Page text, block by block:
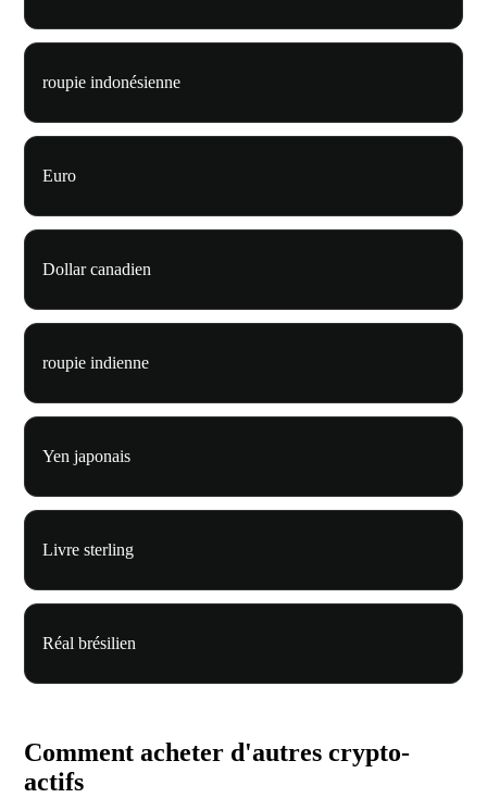
roupie indonésienne
Euro
Dollar canadien
roupie indienne
Yen japonais
Livre sterling
Réal brésilien
Comment acheter d'autres crypto-
actifs